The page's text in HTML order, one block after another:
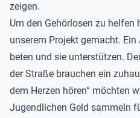
zeigen.
Um den Gehörlosen zu helfen
unserem Projekt gemacht.
beten und sie unterstützen.
der Straße brauchen ein
dem Herzen hören“ möchten
Jugendlichen Geld sammeln